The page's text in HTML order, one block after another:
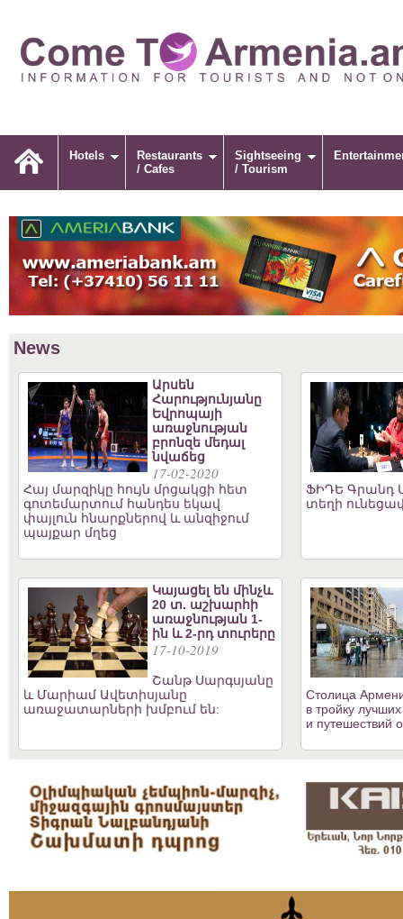
Hotels
Restaurants
/ Cafes
Sightseeing
/ Tourism
News
Արսեն
Հարությունյանը
Եվրոպայի
առաջնության
բրոնզե մեդալ
նվաճեց
17-02-2020
Հայ մարզիկը հույն մրցակցի հետ
գոտեմարտում հանդես եկավ
փայլուն հնարքներով և անզիջում
պայքար մղեց
ՖԻԴԵ Գրանդ
տեղի
Կայացել են մինչև
20 տ. աշխարհի
առաջնության 1-
ին և 2-րդ տուրերը
17-10-2019
Շանթ Սարգսյանը
և Մարիամ Ավետիսյանը
առաջատարների խմբում են:
Столица
в тройку
и путешествий